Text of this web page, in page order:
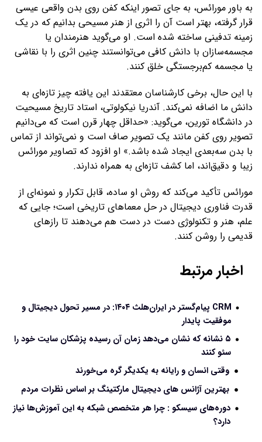
به باور مورائس، به جای تصور اینکه کفن روی بدن واقعی عیسی
قرار گرفته، بهتر است آن را اثری از هنر مسیحی بدانیم که در یک
زمینه تدفینی ساخته شده است. او می‌گوید هنرمندان یا
مجسمه‌سازان با دانش کافی می‌توانستند چنین اثری را با نقاشی
یا مجسمه کم‌برجستگی خلق کنند.
با این حال، برخی کارشناسان معتقدند این یافته چیز تازه‌ای به
دانش ما اضافه نمی‌کند. آندریا نیکولوتی، استاد تاریخ مسیحیت
در دانشگاه تورین، می‌گوید: «حداقل چهار قرن است که می‌دانیم
تصویر روی کفن مانند یک تصویر صاف است و نمی‌تواند از تماس
با بدن سه‌بعدی ایجاد شده باشد.» او افزود که تصاویر مورائس
زیبا و دقیق‌اند، اما کشف تازه‌ای به همراه ندارند.
مورائس تأکید می‌کند که روش او ساده، قابل تکرار و نمونه‌ای از
قدرت فناوری دیجیتال در حل معماهای تاریخی است؛ جایی که
علم، هنر و تکنولوژی دست در دست هم می‌دهند تا رازهای
قدیمی را روشن کنند.
اخبار مرتبط
CRM پیام‌گستر در ایران‌هلث ۱۴۰۴: در مسیر تحول دیجیتال و
موفقیت پایدار
۵ نشانه که نشان می‌دهد زمان آن رسیده پزشکان سایت خود را
سئو کنند
وقتی انسان و رایانه به یکدیگر گره می‌خورند
بهترین آژانس های دیجیتال مارکتینگ بر اساس نظرات مردم
دوره‌های سیسکو : چرا هر متخصص شبکه به این آموزش‌ها نیاز
دارد؟